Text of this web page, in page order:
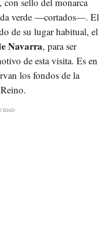
verde —cortados—. El
de su lugar habitual, el
Navarra, para ser
de esta visita. Es en
los fondos de la